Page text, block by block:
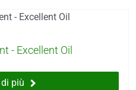
- Excellent Oil
più